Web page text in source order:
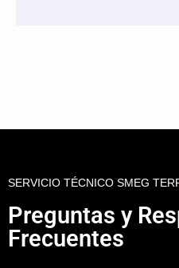
SERVICIO TÉCNICO SMEG
Preguntas y
Frecuentes